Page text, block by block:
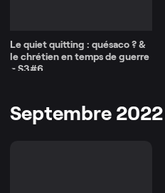
Le quiet quitting : quésaco ? &
le chrétien en temps de guerre
– S3#6
Septembre 2022